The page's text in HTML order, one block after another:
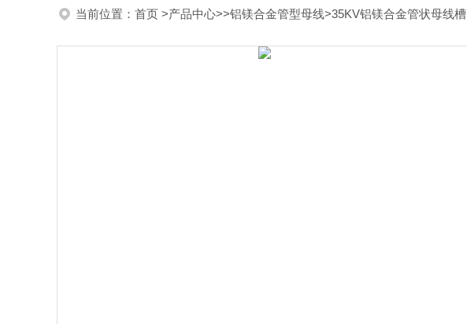
当前位置： 首页 >产品中心>>铝镁合金管型母线>35KV铝镁合金管状母线槽